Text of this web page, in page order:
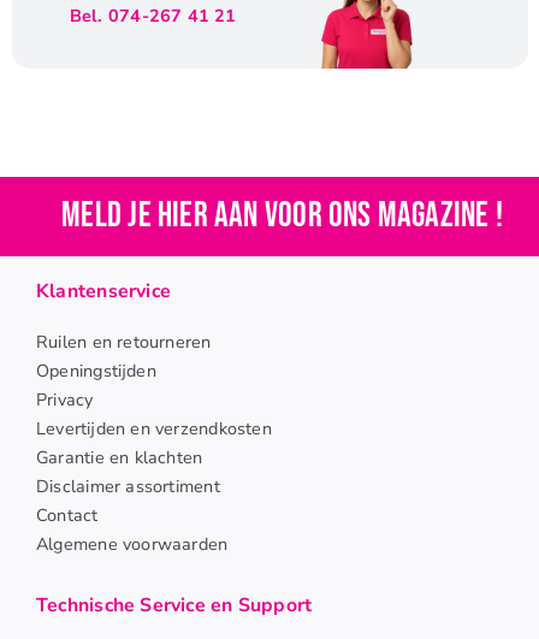
Bel. 074-267 41 21
Meld je hier aan voor ons magazine !
Klantenservice
Ruilen en retourneren
Openingstijden
Privacy
Levertijden en verzendkosten
Garantie en klachten
Disclaimer assortiment
Contact
Algemene voorwaarden
Technische Service en Support